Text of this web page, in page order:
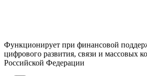
Функционирует при финансовой
цифрового развития, связи и массовых
Российской Федерации